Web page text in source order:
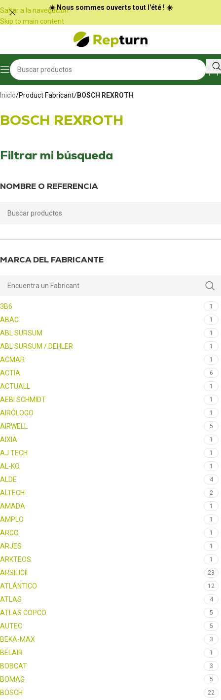
Panel de gestión de cookies
Saltar a la navegación
Skip to main content
☀️ Nous sommes ouverts tout l'été ! ☀️
Inicio/Product Fabricant/BOSCH REXROTH
BOSCH REXROTH
Filtrar mi búsqueda
NOMBRE O REFERENCIA
MARCA DEL FABRICANTE
3B6 1
ABAC 1
ABL SURSUM 1
ABL SURSUM / DEHLER 1
ACMAR 1
ACTIA 6
ACTUALL 1
AEBI SCHMIDT 1
AIRÓLOGO 1
AIRWELL 5
AIXIA 1
AJ TECH 1
AL-KO 1
ALDE 4
ALTECH 2
AMADA 1
AMPLO 1
ARGO 1
ARJES 1
ARKTEOS 1
ARSILICII 23
ATLÁNTICO 12
ATLAS 4
ATLAS COPCO 5
AUTEC 5
BEKA-MAX 3
BELAIR 1
BOBCAT 3
BOMAG 5
BOSCH 22